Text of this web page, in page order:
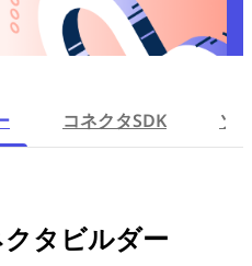
コネクタSDK ソ
タビルダー